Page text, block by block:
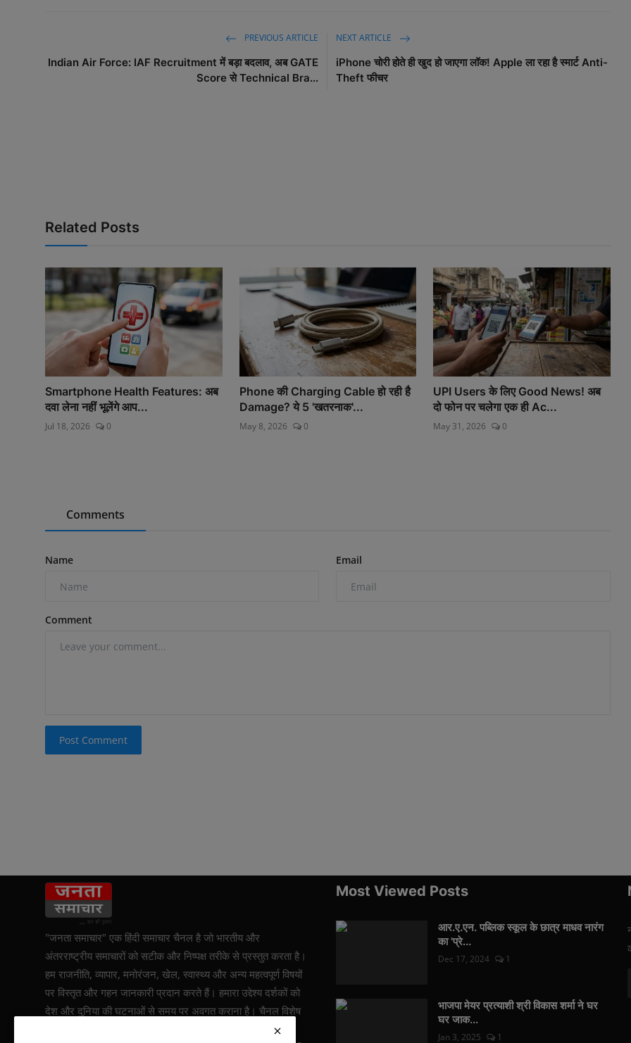
PREVIOUS ARTICLE
Indian Air Force: IAF Recruitment में बड़ा बदलाव, अब GATE
Score से Technical Bra...
NEXT ARTICLE
iPhone चोरी होते ही खुद हो जाएगा लॉक! Apple ला रहा है स्मार्ट Anti-
Theft फीचर
Related Posts
Smartphone Health Features: अब
दवा लेना नहीं भूलेंगे आप...
Jul 18, 2026 0
Phone की Charging Cable हो रही है
Damage? ये 5 'खतरनाक'...
May 8, 2026 0
UPI Users के लिए Good News! अब
दो फोन पर चलेगा एक ही Ac...
May 31, 2026 0
Comments
Name Email
Comment
Post Comment
"जनता समाचार" एक हिंदी समाचार चैनल है जो भारतीय और
अंतरराष्ट्रीय समाचारों को सटीक और निष्पक्ष तरीके से प्रस्तुत करता है।
हम राजनीति, व्यापार, मनोरंजन, खेल, स्वास्थ्य और अन्य महत्वपूर्ण विषयों
पर विस्तृत और गहन जानकारी प्रदान करते हैं। हमारा उद्देश्य दर्शकों को
देश और दुनिया की घटनाओं से समय पर अवगत कराना है। चैनल विशेष
रिपोर्टिंग और व्यक्तिगत कहानियों पर भी जोर देता है, जिससे दर्शकों को
Most Viewed Posts
आर.ए.एन. पब्लिक स्कूल के छात्र माधव नारंग
का 'प्रे...
Dec 17, 2024 1
भाजपा मेयर प्रत्याशी श्री विकास शर्मा ने घर
घर जाक...
Jan 3, 2025 1